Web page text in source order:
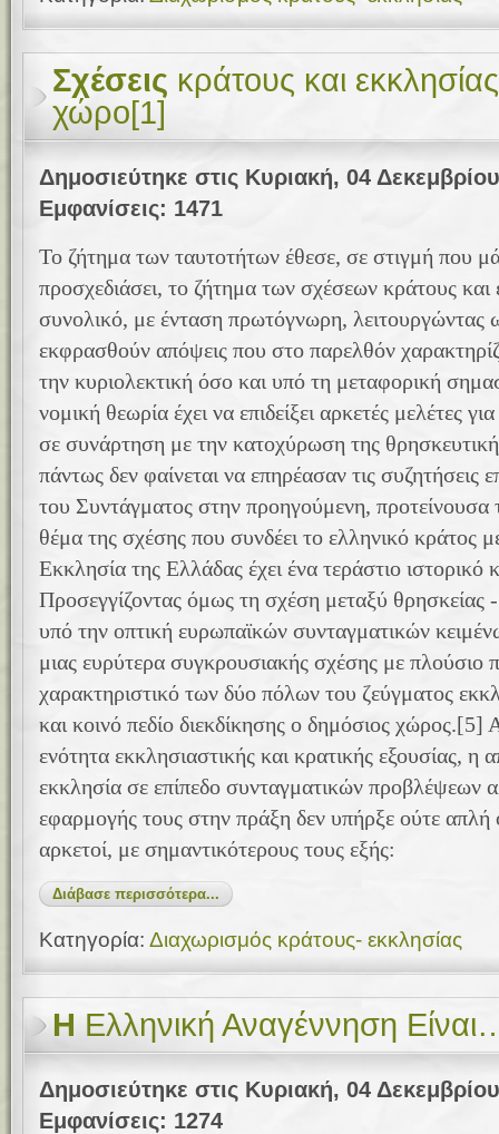
Σχέσεις κράτους και
χώρο[1]
Δημοσιεύτηκε στις Κυριακή, 04
Εμφανίσεις: 1471
Το ζήτημα των ταυτοτήτων έθεσε, σε στιγμή που
προσχεδιάσει, το ζήτημα των σχέσεων κράτους
συνολικό, με ένταση πρωτόγνωρη, λειτουργώντας
εκφρασθούν απόψεις που στο παρελθόν
την κυριολεκτική όσο και υπό τη μεταφορική
νομική θεωρία έχει να επιδείξει αρκετές μελέτες
σε συνάρτηση με την κατοχύρωση της
πάντως δεν φαίνεται να επηρέασαν τις
του Συντάγματος στην προηγούμενη,
θέμα της σχέσης που συνδέει το ελληνικό κράτος
Εκκλησία της Ελλάδας έχει ένα τεράστιο ιστορικό
Προσεγγίζοντας όμως τη σχέση μεταξύ θρησκείας
υπό την οπτική ευρωπαϊκών συνταγματικών
μιας ευρύτερα συγκρουσιακής σχέσης με πλούσιο
χαρακτηριστικό των δύο πόλων του ζεύγματος
και κοινό πεδίο διεκδίκησης ο δημόσιος χώρος.[5]
ενότητα εκκλησιαστικής και κρατικής εξουσίας,
εκκλησία σε επίπεδο συνταγματικών προβλέψεων
εφαρμογής τους στην πράξη δεν υπήρξε ούτε απλή
αρκετοί, με σημαντικότερους τους εξής:
Διάβασε περισσότερα...
Κατηγορία: Διαχωρισμός κράτους- εκκλησίας
Η Ελληνική Αναγέννηση
Δημοσιεύτηκε στις Κυριακή, 04
Εμφανίσεις: 1274